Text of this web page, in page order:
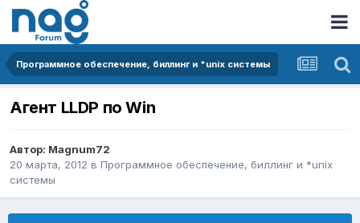
Программное обеспечение, биллинг и *unix системы
Агент LLDP по Win
Автор: Magnum72
20 марта, 2012 в Программное обеспечение, биллинг и *unix
системы